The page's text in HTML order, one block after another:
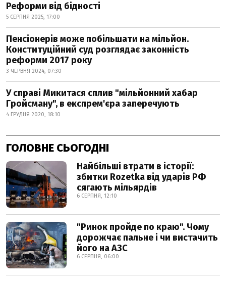
Реформи від бідності
5 СЕРПНЯ 2025, 17:00
Пенсіонерів може побільшати на мільйон.
Конституційний суд розглядає законність
реформи 2017 року
3 ЧЕРВНЯ 2024, 07:30
У справі Микитася сплив "мільйонний хабар
Гройсману", в експрем'єра заперечують
4 ГРУДНЯ 2020, 18:10
ГОЛОВНЕ СЬОГОДНІ
Найбільші втрати в історії:
збитки Rozetka від ударів РФ
сягають мільярдів
6 СЕРПНЯ, 12:10
"Ринок пройде по краю". Чому
дорожчає пальне і чи вистачить
його на АЗС
6 СЕРПНЯ, 06:00